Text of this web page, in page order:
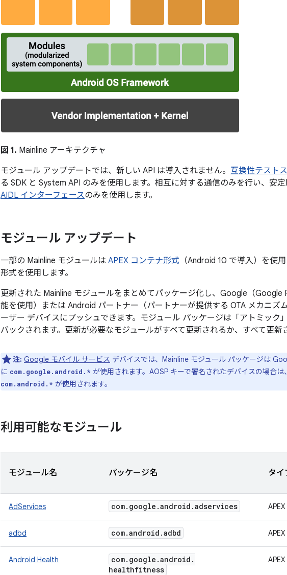
図 1. Mainline アーキテクチャ
モジュール アップデートでは、新しい API は導入されません。 互換性テスト
る SDK と System API のみを使用します。相互に対する通信のみを行い、安
AIDL インターフェースのみを使用します。
モジュール アップデート
一部の Mainline モジュールは APEX コンテナ形式 （Android 10 で導入）を使
形式を使用します。
更新された Mainline モジュールをまとめてパッケージ化し、Google（Google
能を使用）または Android パートナー（パートナーが提供する OTA メカニズ
ーザー デバイスにプッシュできます。モジュール パッケージは「アトミック
バックされます。更新が必要なモジュールがすべて更新されるか、すべて更新
注: Google モバイル サービス デバイスでは、Mainline モジュール パッケージは
に com.google.android.* が使用されます。AOSP キーで署名されたデバイスの場合
com.android.* が使用されます。
利用可能なモジュール
モジュール名 パッケージ名 タイ
AdServices com. google .android .adservices APEX
adbd com.android .adbd APEX
Android Health com. google .android .
healthfitness
APEX